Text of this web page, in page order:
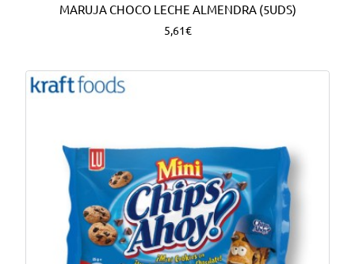
MARUJA CHOCO LECHE ALMENDRA (5UDS)
5,61€